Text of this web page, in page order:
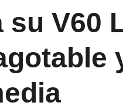
su V60